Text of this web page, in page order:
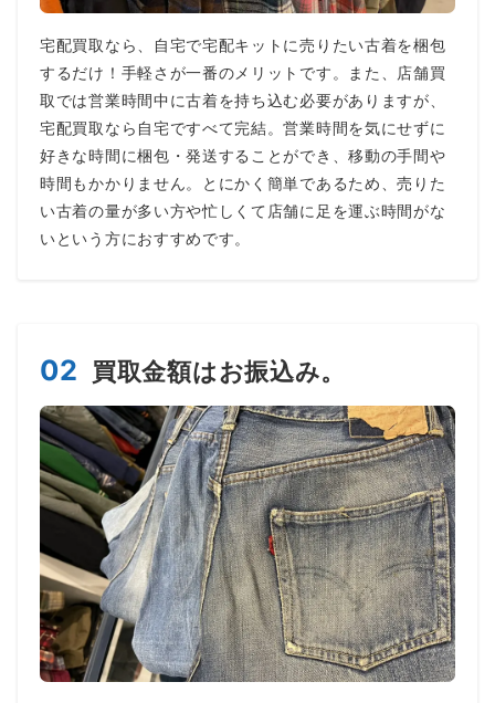
宅配買取なら、自宅で宅配キットに売りたい古着を梱包
するだけ！手軽さが一番のメリットです。また、店舗買
取では営業時間中に古着を持ち込む必要がありますが、
宅配買取なら自宅ですべて完結。営業時間を気にせずに
好きな時間に梱包・発送することができ、移動の手間や
時間もかかりません。とにかく簡単であるため、売りた
い古着の量が多い方や忙しくて店舗に足を運ぶ時間がな
いという方におすすめです。
02 買取金額はお振込み。